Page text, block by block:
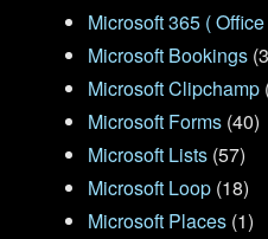
Microsoft 365 (
Microsoft Bookings
Microsoft Clipchamp
Microsoft Forms (40)
Microsoft Lists (57)
Microsoft Loop (18)
Microsoft Places (1)